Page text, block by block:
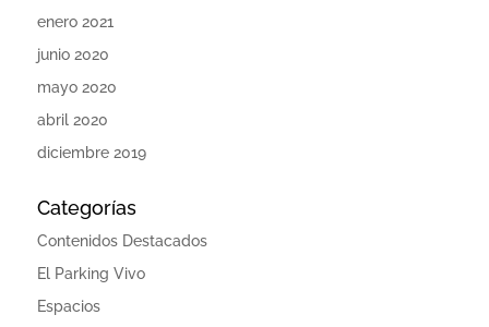
enero 2021
junio 2020
mayo 2020
abril 2020
diciembre 2019
Categorías
Contenidos Destacados
El Parking Vivo
Espacios